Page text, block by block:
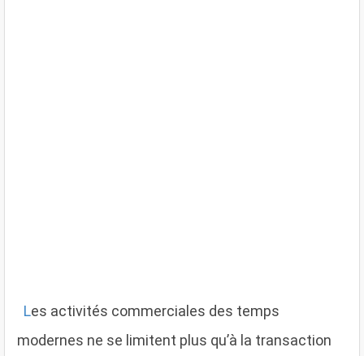
Les activités commerciales des temps
modernes ne se limitent plus qu’à la transaction